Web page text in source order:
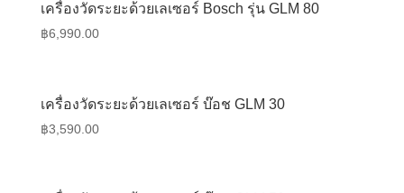
เครื่องวัดระยะด้วยเลเซอร์ Bosch รุ่น GLM 80
฿6,990.00
เครื่องวัดระยะด้วยเลเซอร์ บ๊อช GLM 30
฿3,590.00